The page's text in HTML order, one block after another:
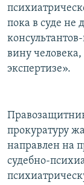
пока в суде
вину
экспертизе».
прокуратуру
направлен на
судебно-